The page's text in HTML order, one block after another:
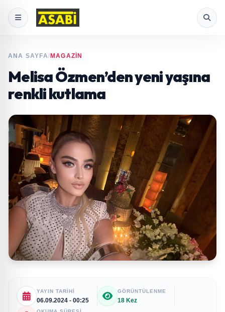
ANA SAYFA/ MAGAZİN
Melisa Özmen’den yeni yaşına
renkli kutlama
YAYIN TARIHI
06.09.2024 - 00:25
GÖRÜNTÜLENME
18 Kez